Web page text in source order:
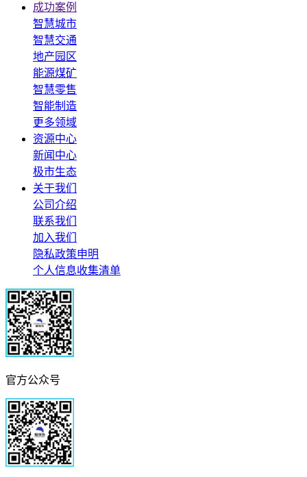
成功案例
智慧城市
智慧交通
地产园区
能源煤矿
智慧零售
智能制造
更多领域
资源中心
新闻中心
极市生态
关于我们
公司介绍
联系我们
加入我们
隐私政策申明
个人信息收集清单
官方公众号